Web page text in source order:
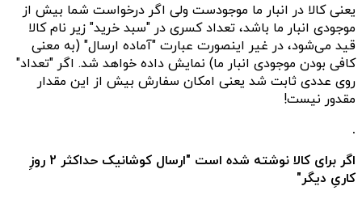
یعنی کالا در انبار ما موجودست ولی اگر درخواست شما بیش از
موجودی انبار ما باشد، تعداد کسری در "سبد خرید" زیر نام کالا
قید می‌شود، در غیر اینصورت عبارت "آماده ارسال" (به معنی
کافی بودن موجودی انبار ما) نمایش داده خواهد شد. اگر "تعداد"
روی عددی ثابت شد یعنی امکان سفارش بیش از این مقدار
مقدور نیست!
.
اگر برای کالا نوشته شده است "ارسال کوشانیک حداکثر 2 روزِ
کاریِ دیگر"